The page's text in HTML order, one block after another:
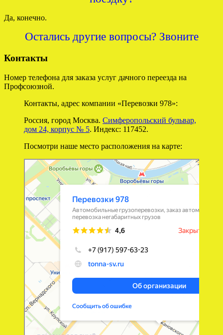
Да, конечно.
Остались другие вопросы? Звоните
Контакты
Номер телефона для заказа услуг дачного переезда на
Профсоюзной.
Контакты, адрес компании «Перевозки 978»:
Россия, город Москва. Симферопольский бульвар,
дом 24, корпус № 5. Индекс: 117452.
Посмотри наше место расположения на карте:
Перевозки 978
Перевозка негабаритных грузов в Москве
Автомобильные грузоперевозки в Москве